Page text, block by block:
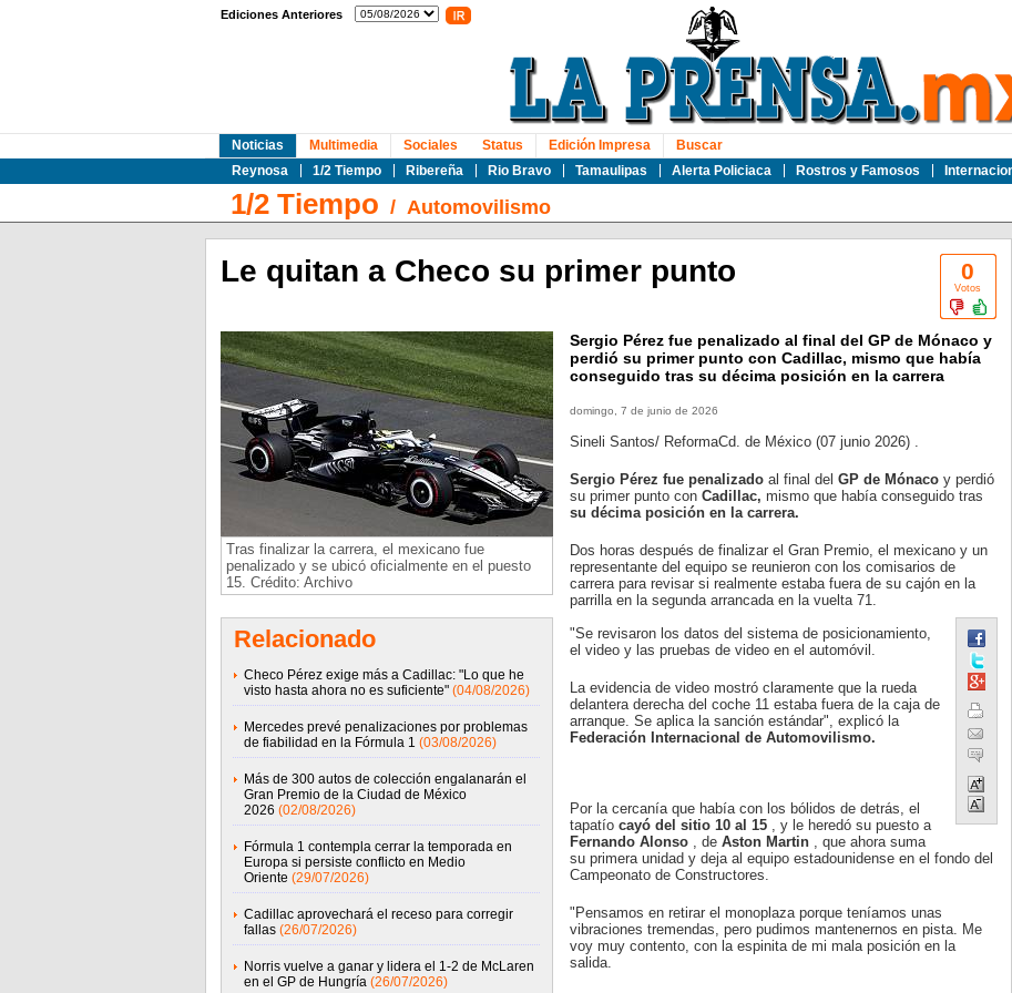
Ediciones Anteriores
Noticias
Reynosa
1/2 Tiempo Ribereña Rio Bravo Tamaulipas Alerta Policiaca Rostros y Famosos
Multimedia Sociales Status Edición Impresa Buscar
1/2 Tiempo / Automovilismo
0
Votos
Le quitan a Checo su primer punto
Tras finalizar la carrera, el mexicano fue
penalizado y se ubicó oficialmente en el puesto
15. Crédito: Archivo
Relacionado
Checo Pérez exige más a Cadillac: "Lo que he
visto hasta ahora no es suficiente" (04/08/2026)
Mercedes prevé penalizaciones por problemas
de fiabilidad en la Fórmula 1 (03/08/2026)
Más de 300 autos de colección engalanarán el
Gran Premio de la Ciudad de México
2026 (02/08/2026)
Fórmula 1 contempla cerrar la temporada en
Europa si persiste conflicto en Medio
Oriente (29/07/2026)
Cadillac aprovechará el receso para corregir
fallas (26/07/2026)
Norris vuelve a ganar y lidera el 1-2 de McLaren
en el GP de Hungría (26/07/2026)
Sergio Pérez fue penalizado al final del GP de Mónaco y
perdió su primer punto con Cadillac, mismo que había
conseguido tras su décima posición en la carrera
domingo, 7 de junio de 2026
Sineli Santos/ ReformaCd. de México (07 junio 2026) .
Sergio Pérez fue penalizadoal final del GP de Mónacoy perdió
su primer punto con Cadillac, mismo que había conseguido tras
su décima posición en la carrera.
Dos horas después de finalizar el Gran Premio, el mexicano y un
representante del equipo se reunieron con los comisarios de
carrera para revisar si realmente estaba fuera de su cajón en la
parrilla en la segunda arrancada en la vuelta 71.
"Se revisaron los datos del sistema de posicionamiento,
el video y las pruebas de video en el automóvil.
La evidencia de video mostró claramente que la rueda
delantera derecha del coche 11 estaba fuera de la caja de
arranque. Se aplica la sanción estándar", explicó la
Federación Internacional de Automovilismo.
Por la cercanía que había con los bólidos de detrás, el
tapatíocayó del sitio 10 al 15 , y le heredó su puesto a
Fernando Alonso , de Aston Martin , que ahora suma
su primera unidad y deja al equipo estadounidense en el fondo del
Campeonato de Constructores.
"Pensamos en retirar el monoplaza porque teníamos unas
vibraciones tremendas, pero pudimos mantenernos en pista. Me
voy muy contento, con la espinita de mi mala posición en la
salida.